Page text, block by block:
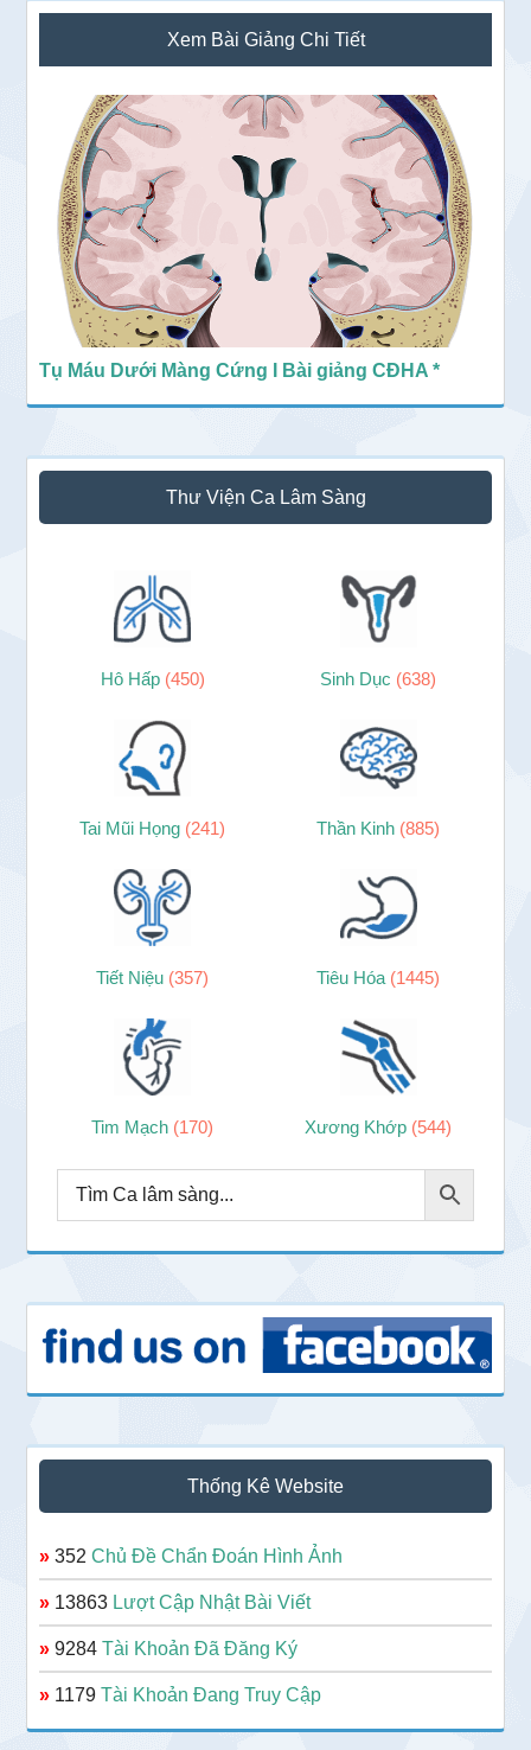
Sidebar
chính
Xem Bài Giảng Chi Tiết
Tụ Máu Dưới Màng Cứng I Bài giảng CĐHA *
Thư Viện Ca Lâm Sàng
Hô Hấp (450) Sinh Dục (638)
Tai Mũi Họng (241) Thần Kinh (885)
Tiết Niệu (357) Tiêu Hóa (1445)
Tim Mạch (170) Xương Khớp (544)
Thống Kê Website
» 352Chủ Đề Chẩn Đoán Hình Ảnh
» 13863 Lượt Cập Nhật Bài Viết
» 9284Tài Khoản Đã Đăng Ký
» 1179Tài Khoản Đang Truy Cập